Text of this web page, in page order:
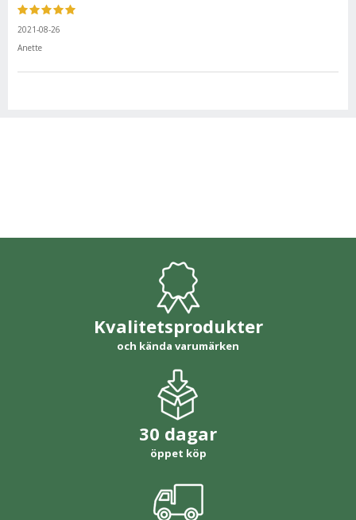
2021-08-26
Anette
Kvalitetsprodukter
och kända varumärken
30 dagar
öppet köp